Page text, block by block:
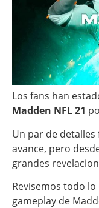
Los fans han
Madden NFL 21
Un par de
avance, pero
grandes
Revisemos todo
gameplay de